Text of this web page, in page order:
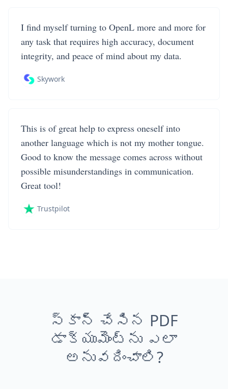
I find myself turning to OpenL more and more for
any task that requires high accuracy, document
integrity, and peace of mind about my data.
Skywork
This is of great help to express oneself into
another language which is not my mother tongue.
Good to know the message comes across without
possible misunderstandings in communication.
Great tool!
Trustpilot
స్కాన్ చేసిన PDF
డాక్యుమెంట్‌ను ఎలా
అనువదించాలి?